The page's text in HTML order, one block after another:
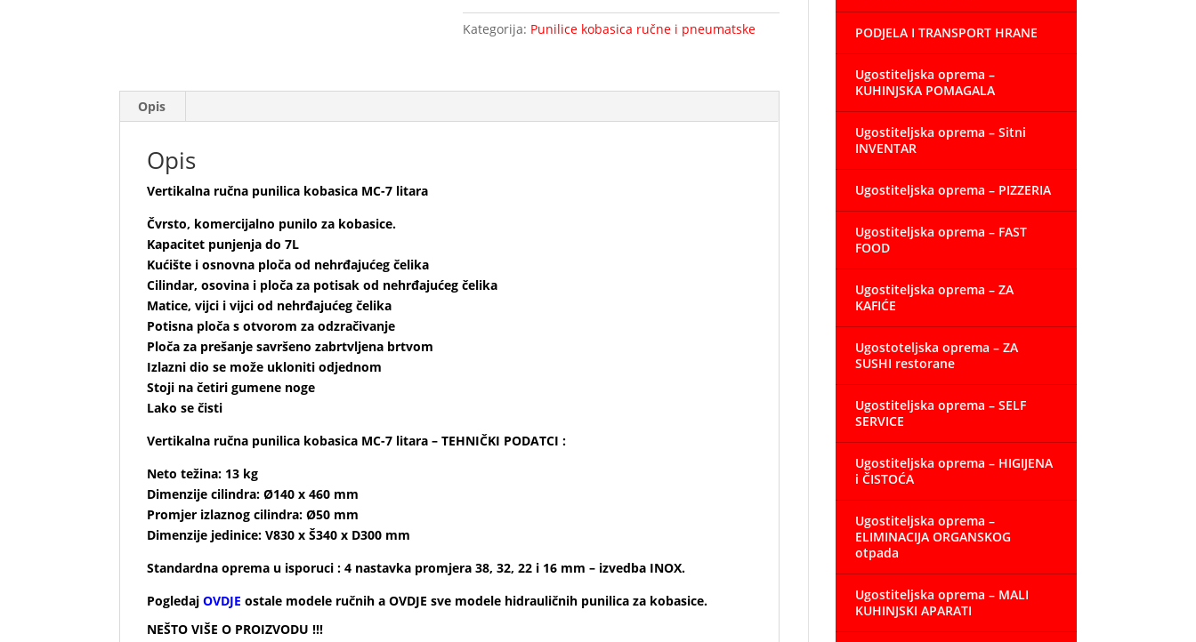
litara
količina
Kategorija: Punilice kobasica ručne i pneumatske
Opis
Opis
Vertikalna ručna punilica kobasica MC-7 litara
Čvrsto, komercijalno punilo za kobasice.
Kapacitet punjenja do 7L
Kućište i osnovna ploča od nehrđajućeg čelika
Cilindar, osovina i ploča za potisak od nehrđajućeg čelika
Matice, vijci i vijci od nehrđajućeg čelika
Potisna ploča s otvorom za odzračivanje
Ploča za prešanje savršeno zabrtvljena brtvom
Izlazni dio se može ukloniti odjednom
Stoji na četiri gumene noge
Lako se čisti
Vertikalna ručna punilica kobasica MC-7 litara – TEHNIČKI PODATCI :
Neto težina: 13 kg
Dimenzije cilindra: Ø140 x 460 mm
Promjer izlaznog cilindra: Ø50 mm
Dimenzije jedinice: V830 x Š340 x D300 mm
Standardna oprema u isporuci :4 nastavka promjera 38, 32, 22 i 16 mm – izvedba INOX.
PogledajOVDJE ostale modele ručnih a OVDJE sve modele hidrauličnih punilica za kobasice.
NEŠTO VIŠE O PROIZVODU !!!
PODJELA I TRANSPORT HRANE
Ugostiteljska oprema –
KUHINJSKA POMAGALA
Ugostiteljska oprema – Sitni
INVENTAR
Ugostiteljska oprema – PIZZERIA
Ugostiteljska oprema – FAST
FOOD
Ugostiteljska oprema – ZA
KAFIĆE
Ugostoteljska oprema – ZA
SUSHI restorane
Ugostiteljska oprema – SELF
SERVICE
Ugostiteljska oprema – HIGIJENA
i ČISTOĆA
Ugostiteljska oprema –
ELIMINACIJA ORGANSKOG
otpada
Ugostiteljska oprema – MALI
KUHINJSKI APARATI